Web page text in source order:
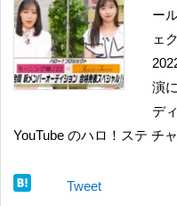
ー
ェ
演
デ
YouTube のハロ！ステ チ
Tweet